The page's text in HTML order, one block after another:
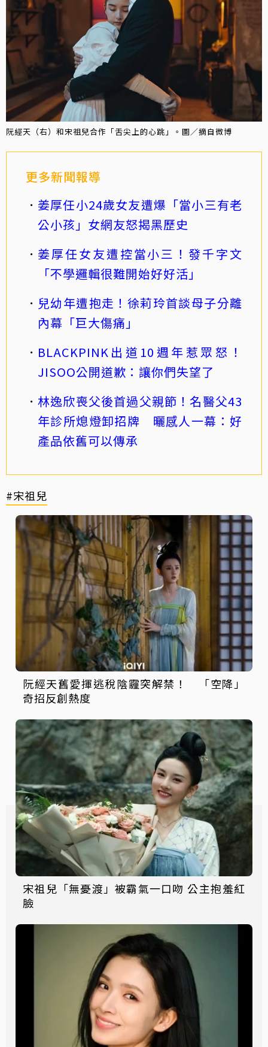
阮經天（右）和宋祖兒合作「舌尖上的心跳」。圖／摘自微博
更多新聞報導
姜厚任小24歲女友遭爆「當小三有老
公小孩」女網友怒揭黑歷史
姜厚任女友遭控當小三！發千字文
「不學邏輯很難開始好好活」
兒幼年遭抱走！徐莉玲首談母子分離
內幕「巨大傷痛」
BLACKPINK出道10週年惹眾怒！
JISOO公開道歉：讓你們失望了
林逸欣喪父後首過父親節！名醫父43
年診所熄燈卸招牌 曬感人一幕：好
產品依舊可以傳承
#宋祖兒
阮經天舊愛揮逃稅陰霾突解禁！ 「空降」
奇招反創熱度
宋祖兒「無憂渡」被霸氣一口吻 公主抱羞紅
臉